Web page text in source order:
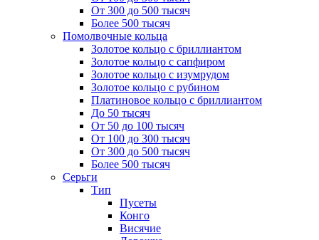
От 300 до 500 тысяч
Более 500 тысяч
Помолвочные кольца
Золотое кольцо с бриллиантом
Золотое кольцо с сапфиром
Золотое кольцо с изумрудом
Золотое кольцо с рубином
Платиновое кольцо с бриллиантом
До 50 тысяч
От 50 до 100 тысяч
От 100 до 300 тысяч
От 300 до 500 тысяч
Более 500 тысяч
Серьги
Тип
Пусеты
Конго
Висячие